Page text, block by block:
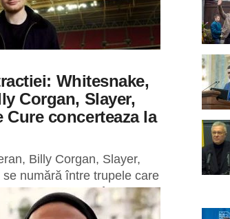
Whitesnake,
Corgan, Slayer,
concerteaza la
Billy Corgan, Slayer,
numără între trupele care
la Bucureşti, în timp ce